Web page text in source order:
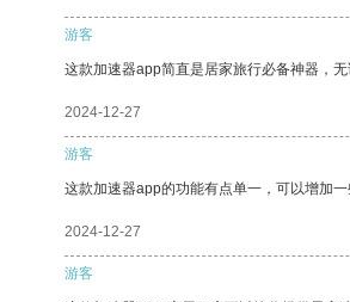
游客
这款加速器app简直是居家旅行必备神器，
2024-12-27
游客
这款加速器app的功能有点单一，可以增加
2024-12-27
游客